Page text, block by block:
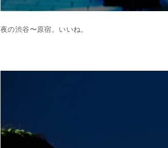
夜の渋谷〜原宿。いいね。